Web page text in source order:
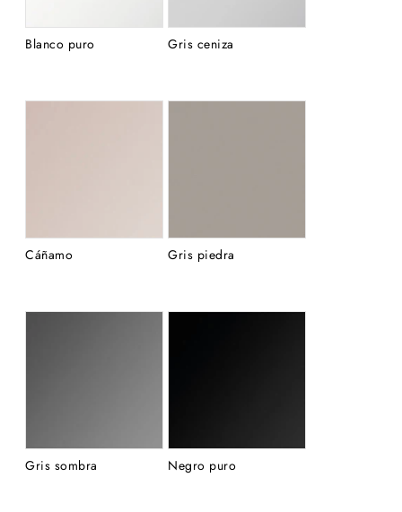
Blanco puro Gris ceniza
Cáñamo Gris piedra
Gris sombra Negro puro